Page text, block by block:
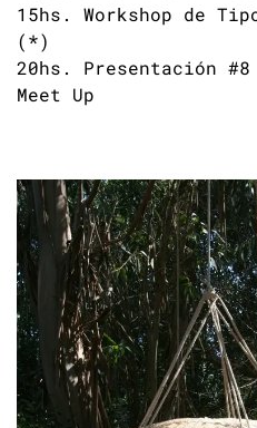
15hs. Workshop de
(*)
20hs. Presentación #8
Meet Up